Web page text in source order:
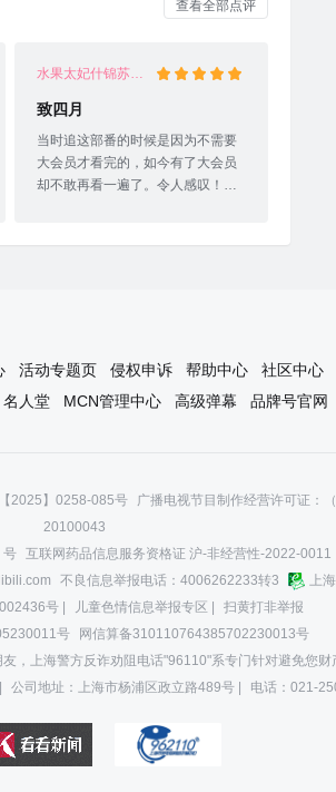
查看全部点评
水果太妃什锦苏心糖
致四月
当时追这部番的时候是因为不需要
大会员才看完的，如今有了大会员
却不敢再看一遍了。令人感叹！越
活动专题页 侵权申诉 帮助中心
社区中心
名人堂 MCN管理中心 高级弹幕 品牌号官网
2025】0258-085号 广播电视节目制作经营许可证：
20100043
号 互联网药品信息服务资格证 沪-非经营性-2022-0011
不良信息举报电话：4006262233转3 上
号 |
儿童色情信息举报专区 |
扫黄打非举报
号
网信算备310110764385702230013号
，上海警方反诈劝阻电话"96110"系专门针对避免您
公司地址：上海市杨浦区政立路489号 | 电话：021-